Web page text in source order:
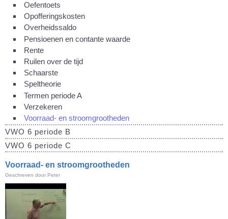
Oefentoets
Opofferingskosten
Overheidssaldo
Pensioenen en contante waarde
Rente
Ruilen over de tijd
Schaarste
Speltheorie
Termen periode A
Verzekeren
Voorraad- en stroomgrootheden
VWO 6 periode B
VWO 6 periode C
Voorraad- en stroomgrootheden
Geschreven door Peter